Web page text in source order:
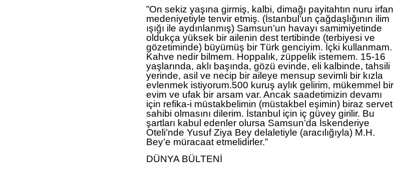
”On sekiz yaşına girmiş, kalbi, dimağı payitahtın nuru irfan
medeniyetiyle tenvir etmiş. (İstanbul’un çağdaşlığının ilim
ışığı ile aydınlanmış) Samsun’un havayı samimiyetinde
oldukça yüksek bir ailenin dest tertibinde (terbiyesi ve
gözetiminde) büyümüş bir Türk genciyim. İçki kullanmam.
Kahve nedir bilmem. Hoppalık, züppelik istemem. 15-16
yaşlarında, aklı başında, gözü evinde, eli kalbinde, tahsili
yerinde, asil ve necip bir aileye mensup sevimli bir kızla
evlenmek istiyorum.500 kuruş aylık gelirim, mükemmel bir
evim ve ufak bir arsam var. Ancak saadetimizin devamı
için refika-i müstakbelimin (müstakbel eşimin) biraz servet
sahibi olmasını dilerim. İstanbul için iç güvey girilir. Bu
şartları kabul edenler olursa Samsun’da İskenderiye
Oteli’nde Yusuf Ziya Bey delaletiyle (aracılığıyla) M.H.
Bey’e müracaat etmelidirler.”
DÜNYA BÜLTENİ